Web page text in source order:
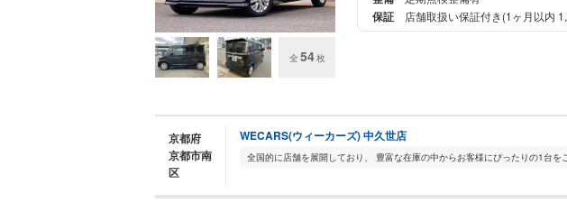
全 54枚
保証 店舗取扱い保証付き(1ヶ月以内
京都府
京都市南
区
WECARS(ウィーカーズ) 中久世店